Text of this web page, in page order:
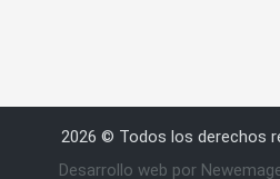
2026 © Todos los derechos
Desarrollo web por